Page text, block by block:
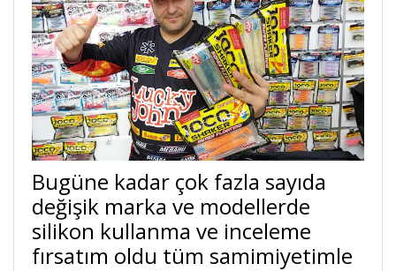
Bugüne kadar çok fazla sayıda
değişik marka ve modellerde
silikon kullanma ve inceleme
fırsatım oldu tüm samimiyetimle